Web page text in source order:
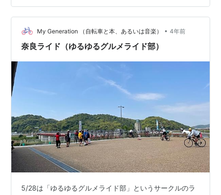
た。(2022-07-24) 最近よく耳にする星野リゾートです
が、１１０年もの歴史のある企業だとは知りませんでし
た。現在、国内６３ヶ所、海外…
My Generation （自転車と本、あるいは音楽） • 4年前
奈良ライド（ゆるゆるグルメライド部）
5/28は「ゆるゆるグルメライド部」というサークルのラ